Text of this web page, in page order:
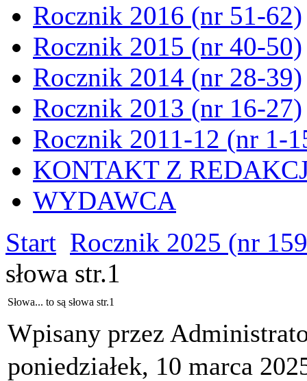
Rocznik 2016 (nr 51-62)
Rocznik 2015 (nr 40-50)
Rocznik 2014 (nr 28-39)
Rocznik 2013 (nr 16-27)
Rocznik 2011-12 (nr 1-
KONTAKT Z
WYDAWCA
Start Rocznik 2025 (nr
słowa str.1
Słowa... to są słowa str.1
Wpisany przez
poniedziałek, 10 marca